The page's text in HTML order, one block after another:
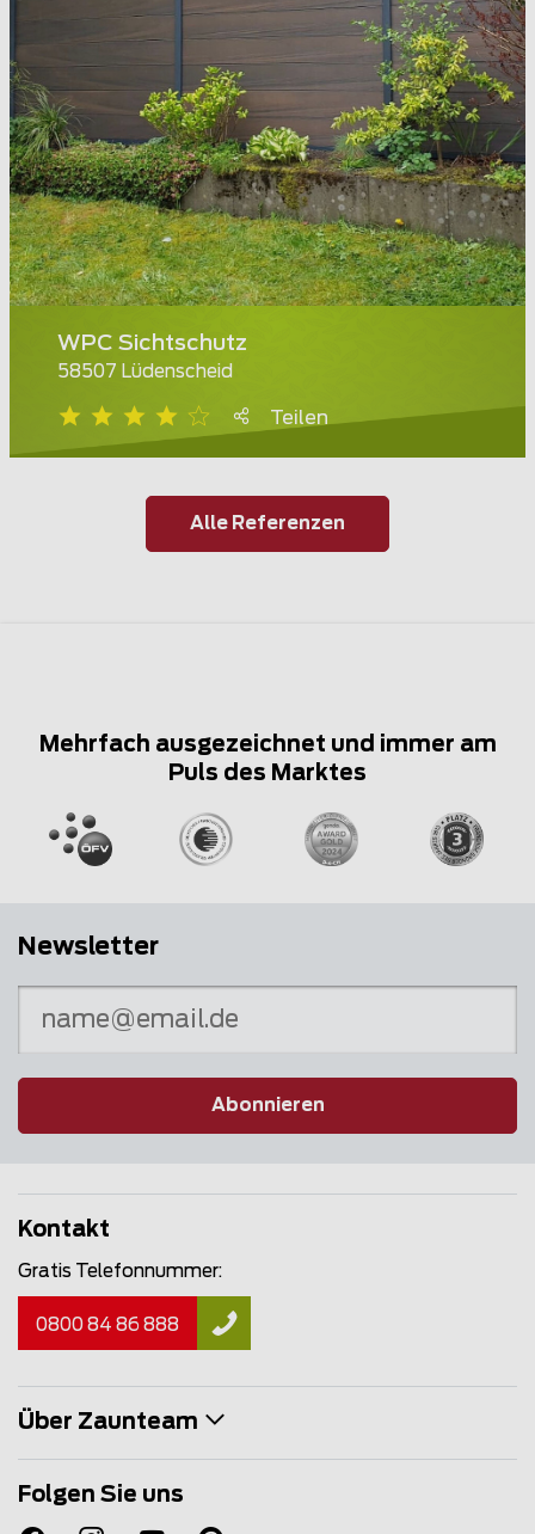
WPC Sichtschutz
58507 Lüdenscheid
Teilen
Alle Referenzen
Mehrfach ausgezeichnet und immer am
Puls des Marktes
Newsletter
Abonnieren
Kontakt
Gratis Telefonnummer:
0800 84 86 888
Über Zaunteam
Folgen Sie uns